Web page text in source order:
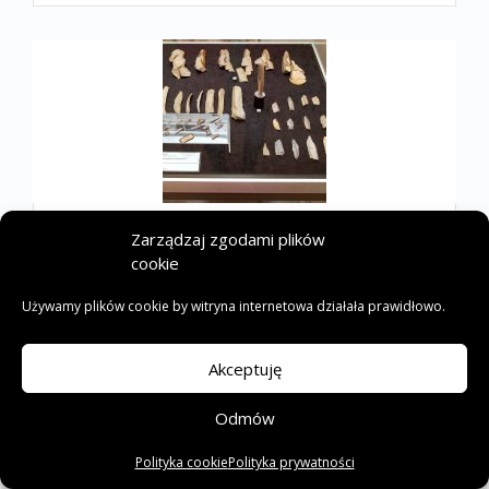
Zarządzaj zgodami plików
cookie
Używamy plików cookie by witryna internetowa działała prawidłowo.
Akceptuję
Odmów
Polityka cookiePolityka prywatności
8